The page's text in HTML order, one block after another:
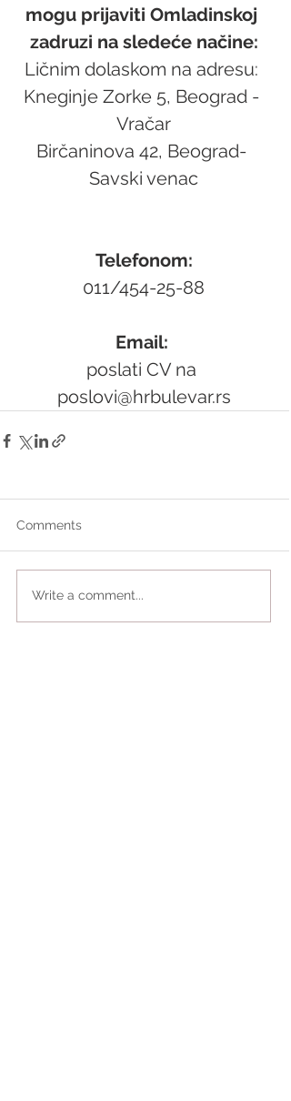
mogu prijaviti Omladinskoj
zadruzi na sledeće načine:
Ličnim dolaskom na adresu:
Kneginje Zorke 5, Beograd -
Vračar
Birčaninova 42, Beograd-
Savski venac
Telefonom:
011/454-25-88
Email:
poslati CV na
poslovi@hrbulevar.rs
Comments
Write a comment...